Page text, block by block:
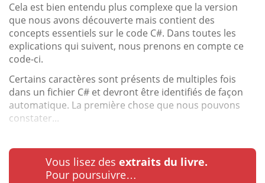
Cela est bien entendu plus complexe que la version
que nous avons découverte mais contient des
concepts essentiels sur le code C#. Dans toutes les
explications qui suivent, nous prenons en compte ce
code-ci.
Certains caractères sont présents de multiples fois
dans un fichier C# et devront être identifiés de façon
automatique. La première chose que nous pouvons
constater...
Vous lisez des extraits du livre.
Pour poursuivre…